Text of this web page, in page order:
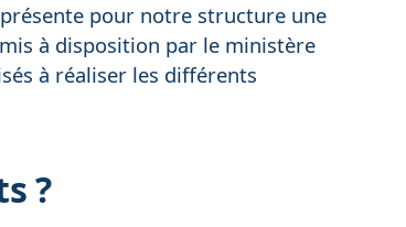
pour notre structure une
à disposition par le ministère
à réaliser les différents
?